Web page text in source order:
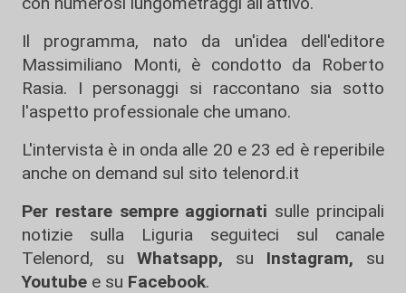
Il programma, nato da un'idea dell'editore
Massimiliano Monti, è condotto da Roberto
Rasia. I personaggi si raccontano sia sotto
l'aspetto professionale che umano.
L'intervista è in onda alle 20 e 23 ed è reperibile
anche on demand sul sito telenord.it
Per restare sempre aggiornati sulle principali
notizie sulla Liguria seguiteci sul canale
Telenord, su
Whatsapp, su Instagram, su
Youtube e su Facebook.